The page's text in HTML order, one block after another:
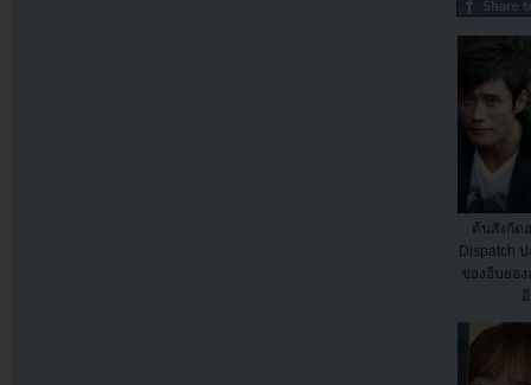
ต้นสังกัด
Dispatch
ของอีบยอ